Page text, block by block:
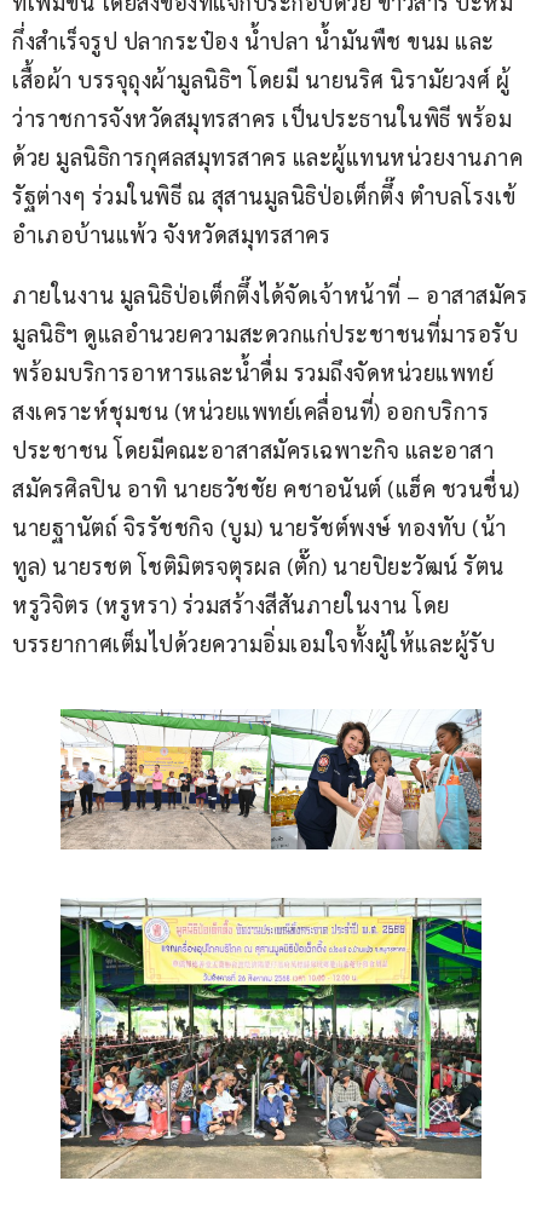
กึ่งสำเร็จรูป ปลากระป๋อง น้ำปลา น้ำมันพืช ขนม และ
เสื้อผ้า บรรจุถุงผ้ามูลนิธิฯ โดยมี นายนริศ นิรามัยวงศ์ ผู้
ว่าราชการจังหวัดสมุทรสาคร เป็นประธานในพิธี พร้อม
ด้วย มูลนิธิการกุศลสมุทรสาคร และผู้แทนหน่วยงานภาค
รัฐต่างๆ ร่วมในพิธี ณ สุสานมูลนิธิป่อเต็กตึ๊ง ตำบลโรงเข้
อำเภอบ้านแพ้ว จังหวัดสมุทรสาคร
ภายในงาน มูลนิธิป่อเต็กตึ๊งได้จัดเจ้าหน้าที่ – อาสาสมัคร
มูลนิธิฯ ดูแลอำนวยความสะดวกแก่ประชาชนที่มารอรับ
พร้อมบริการอาหารและน้ำดื่ม รวมถึงจัดหน่วยแพทย์
สงเคราะห์ชุมชน (หน่วยแพทย์เคลื่อนที่) ออกบริการ
ประชาชน โดยมีคณะอาสาสมัครเฉพาะกิจ และอาสา
สมัครศิลปิน อาทิ นายธวัชชัย คชาอนันต์ (แฮ็ค ชวนชื่น)
นายฐานัตถ์ จิรรัชชกิจ (บูม) นายรัชต์พงษ์ ทองทับ (น้า
ทูล) นายรชต โชติมิตรจตุรผล (ตั๊ก) นายปิยะวัฒน์ รัตน
หรูวิจิตร (หรูหรา) ร่วมสร้างสีสันภายในงาน โดย
บรรยากาศเต็มไปด้วยความอิ่มเอมใจทั้งผู้ให้และผู้รับ